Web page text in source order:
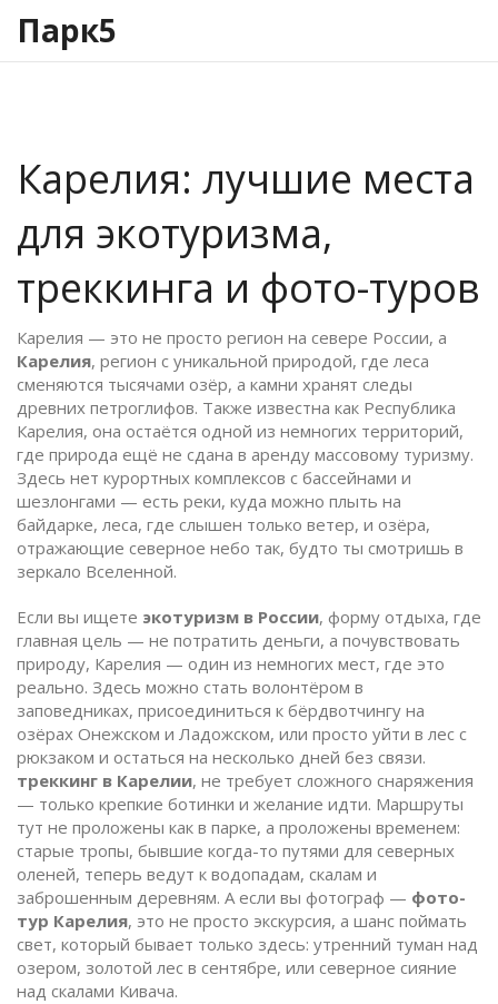
Парк5
Карелия: лучшие места
для экотуризма,
треккинга и фото-туров
Карелия — это не просто регион на севере России, а
Карелия, регион с уникальной природой, где леса
сменяются тысячами озёр, а камни хранят следы
древних петроглифов. Также известна как Республика
Карелия, она остаётся одной из немногих территорий,
где природа ещё не сдана в аренду массовому туризму.
Здесь нет курортных комплексов с бассейнами и
шезлонгами — есть реки, куда можно плыть на
байдарке, леса, где слышен только ветер, и озёра,
отражающие северное небо так, будто ты смотришь в
зеркало Вселенной.
Если вы ищете экотуризм в России, форму отдыха, где
главная цель — не потратить деньги, а почувствовать
природу, Карелия — один из немногих мест, где это
реально. Здесь можно стать волонтёром в
заповедниках, присоединиться к бёрдвотчингу на
озёрах Онежском и Ладожском, или просто уйти в лес с
рюкзаком и остаться на несколько дней без связи.
треккинг в Карелии, не требует сложного снаряжения
— только крепкие ботинки и желание идти. Маршруты
тут не проложены как в парке, а проложены временем:
старые тропы, бывшие когда-то путями для северных
оленей, теперь ведут к водопадам, скалам и
заброшенным деревням. А если вы фотограф — фото-
тур Карелия, это не просто экскурсия, а шанс поймать
свет, который бывает только здесь: утренний туман над
озером, золотой лес в сентябре, или северное сияние
над скалами Кивача.